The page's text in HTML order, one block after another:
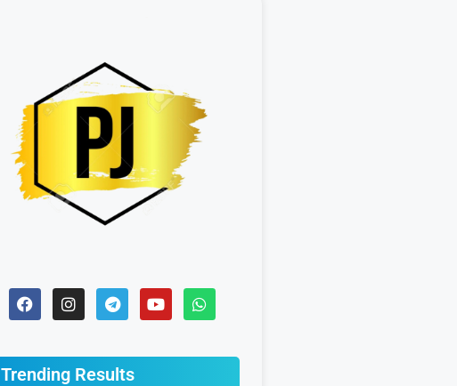
Trending Results